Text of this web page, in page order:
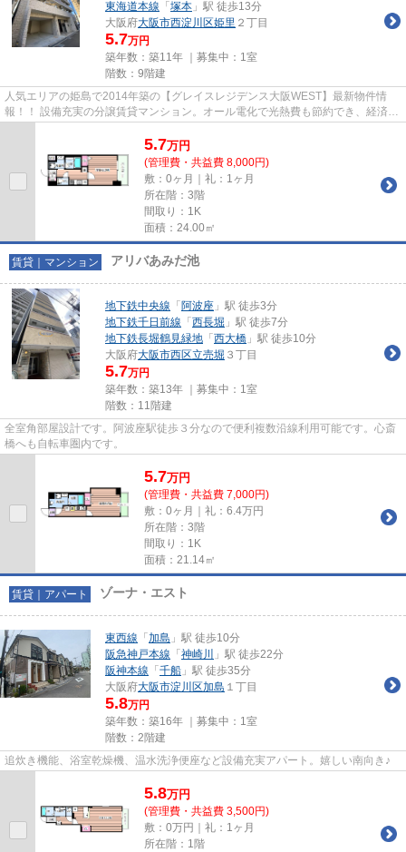
東海道本線 「 塚本 」駅 徒歩13分
大阪府大阪市西淀川区姫里 ２丁目
5.7万円
築年数：築11年 ｜募集中： 1室
階数：9階建
人気エリアの姫島で2014年築の【グレイスレジデンス大阪WEST】最新物件情
報！！ 設備充実の分譲賃貸マンション。オール電化で光熱費も節約でき、経済的
5.7万円
(管理費・共益費 8,000円)
敷：0ヶ月｜礼：1ヶ月
所在階：3階
間取り：1K
面積：24.00㎡
賃貸｜マンション アリバあみだ池
地下鉄中央線 「 阿波座 」駅 徒歩3分
地下鉄千日前線 「 西長堀 」駅 徒歩7分
地下鉄長堀鶴見緑地 「 西大橋 」駅 徒歩10分
大阪府大阪市西区立売堀 ３丁目
5.7万円
築年数：築13年 ｜募集中： 1室
階数：11階建
全室角部屋設計です。阿波座駅徒歩３分なので便利複数沿線利用可能です。心斎
橋へも自転車圏内です。
5.7万円
(管理費・共益費 7,000円)
敷：0ヶ月｜礼：6.4万円
所在階：3階
間取り：1K
面積：21.14㎡
賃貸｜アパート ゾーナ・エスト
東西線 「 加島 」駅 徒歩10分
阪急神戸本線 「 神崎川
」駅 徒歩22分
阪神本線 「 千船 」駅 徒歩35分
大阪府大阪市淀川区加島 １丁目
5.8万円
築年数：築16年 ｜募集中： 1室
階数：2階建
追炊き機能、浴室乾燥機、温水洗浄便座など設備充実アパート。嬉しい南向き♪
5.8万円
(管理費・共益費 3,500円)
敷：0万円｜礼：1ヶ月
所在階：1階